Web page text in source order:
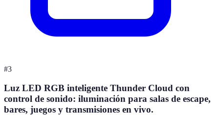
#3
Luz LED RGB inteligente Thunder Cloud con
control de sonido: iluminación para salas de escape,
bares, juegos y transmisiones en vivo.